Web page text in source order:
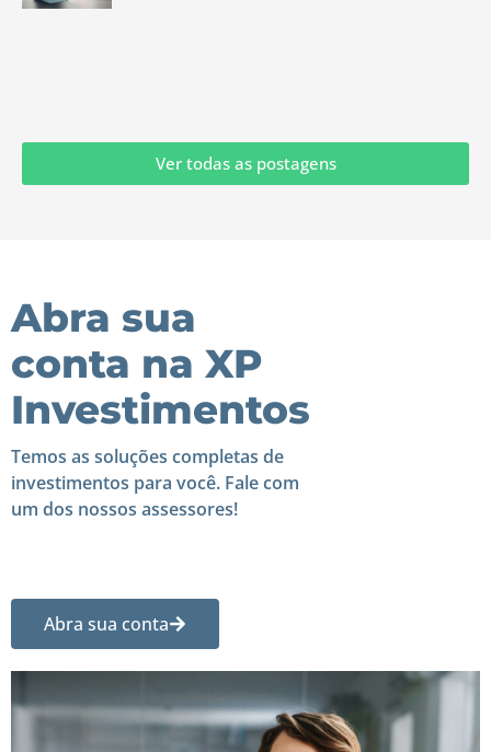
Ver todas as postagens
Abra sua
conta na XP
Investimentos
Temos as soluções completas de
investimentos para você. Fale com
um dos nossos assessores!
Abra sua conta